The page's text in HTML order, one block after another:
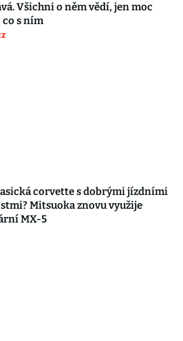
Všichni o něm vědí, jen moc
co s ním
corvette s dobrými jízdními
Mitsuoka znovu využije
MX-5